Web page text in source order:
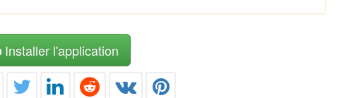
Installer l'application